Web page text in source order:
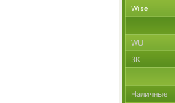
Wise
WU
ЗК
Наличные